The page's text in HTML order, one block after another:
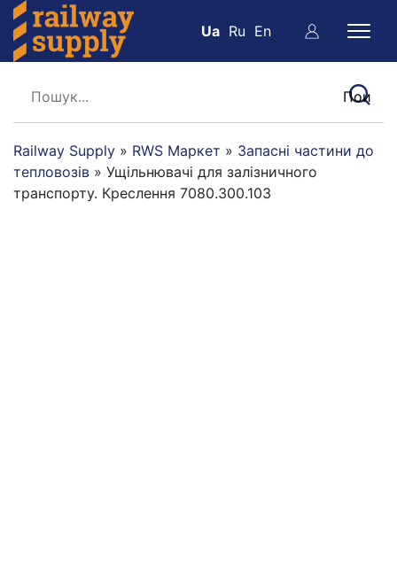
Ua Ru En
Railway Supply » RWS Маркет » Запасні частини до
тепловозів » Ущільнювачі для залізничного
транспорту. Креслення 7080.300.103